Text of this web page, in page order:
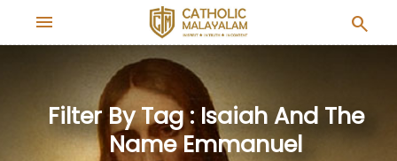
menu search
Filter By Tag : Isaiah And The
Name Emmanuel